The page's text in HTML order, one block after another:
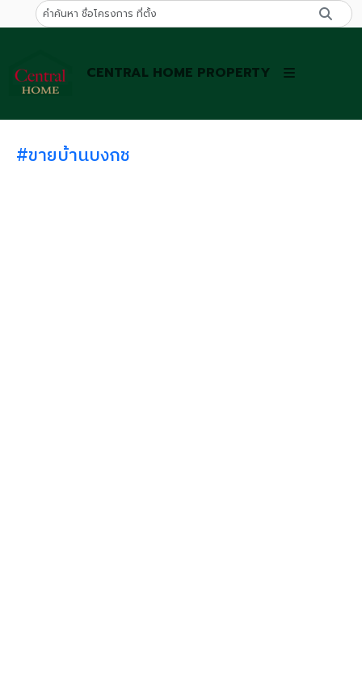
CENTRAL HOME PROPERTY
#ขายบ้านบงกช